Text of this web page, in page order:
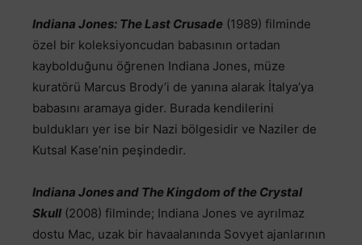
Indiana Jones: The Last Crusade (1989) filminde
özel bir koleksiyoncudan babasının ortadan
kaybolduğunu öğrenen Indiana Jones, müze
kuratörü Marcus Brody’i de yanına alarak İtalya’ya
babasını aramaya gider. Burada kendilerini
buldukları yer ise bir Nazi bölgesidir ve Naziler de
Kutsal Kase’nin peşindedir.
Indiana Jones and The Kingdom of the Crystal
Skull (2008) filminde; Indiana Jones ve ayrılmaz
dostu Mac, uzak bir havaalanında Sovyet ajanlarının